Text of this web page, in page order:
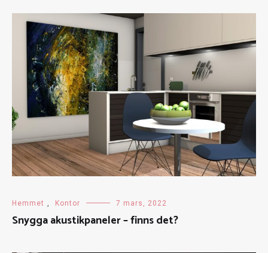
Hemmet Kontor 7 mars, 2022
Snygga akustikpaneler – finns det?